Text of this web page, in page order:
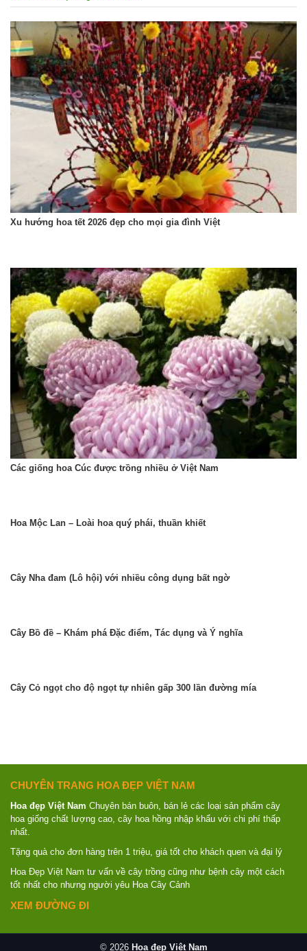
Xu hướng hoa tết 2026 đẹp cho mọi gia đình Việt
Các giống hoa Cúc được trồng nhiều ở Việt Nam
Hoa Mộc Lan – Loài hoa quý phái, thuần khiết
Cây Nha đam (Lô hội) với nhiều công dụng bất ngờ
Cây Bồ đề – Khám phá Đặc điểm, Tác dụng và Ý nghĩa
Cây Cỏ ngọt cho độ ngọt tự nhiên gấp 300 lần đường mía
CHUYÊN TRANG HOA ĐẸP VIỆT NAM
Hoa đẹp Việt Nam Chuyên bán buôn, bán lẻ các loại sản phẩm cây
hoa giống chất lượng cao, cây hoa hồng nhập khẩu với chi phí thấp
nhất.
Tặng quà cho đơn hàng trên 1 triệu, giá tốt cho khách quen và đại lý
Hoa Đẹp Việt Nam tư vấn về cây trồng cũng như bệnh cây một cách
tốt nhất cho nhưng người yêu Hoa Cây Cảnh
XEM ĐƯỜNG ĐI
© 2026 Hoa đẹp Việt Nam